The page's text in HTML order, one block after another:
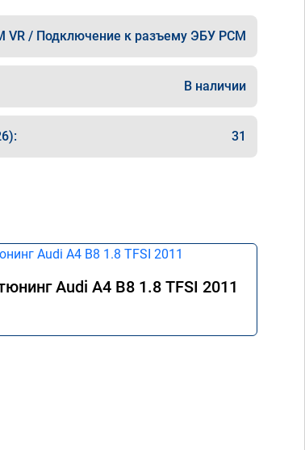
VR / Подключение к разъему ЭБУ PCM
В наличии
31
Audi A4 B8 1.8 TFSI 2011